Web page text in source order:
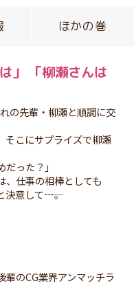
ほかの巻
」 「柳瀬さんは
の先輩・柳瀬と順調に交
そこにサプライズで柳瀬
った？」
、仕事の相棒としても
意して――…。
のCG業界アンマッチラ